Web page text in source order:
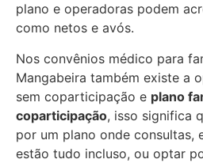
plano e operadoras podem
como netos e avós.
Nos convênios médico para
Mangabeira também existe a
sem coparticipação e plano
coparticipação, isso significa
por um plano onde consultas,
estão tudo incluso, ou optar